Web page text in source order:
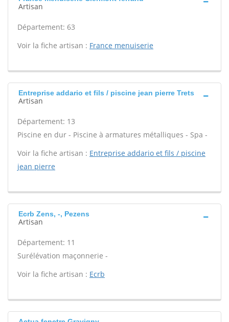
Artisan
Département: 63
Voir la fiche artisan : France menuiserie
Entreprise addario et fils / piscine jean pierre Trets
Artisan
Département: 13
Piscine en dur - Piscine à armatures métalliques - Spa -
Voir la fiche artisan : Entreprise addario et fils / piscine
jean pierre
Ecrb Zens, -, Pezens
Artisan
Département: 11
Surélévation maçonnerie -
Voir la fiche artisan : Ecrb